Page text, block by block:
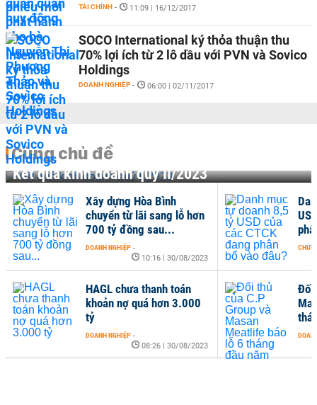
TÀI CHÍNH - 11:09 | 16/12/2017
SOCO International ký thỏa thuận thu
70% lợi ích từ 2 lô dầu với PVN và Sovico
Holdings
DOANH NGHIỆP - 06:00 | 02/11/2017
Cùng chủ đề
Kết quả kinh doanh quý II/2023
Đối
Xây dựng Hòa Bình
chuyển từ lãi sang lỗ hơn
700 tỷ đồng sau...
DOANH NGHIỆP -
10:16 | 30/08/2023
HAGL chưa thanh toán
khoản nợ quá hơn 3.000
tỷ
DOANH NGHIỆP -
08:26 | 30/08/2023